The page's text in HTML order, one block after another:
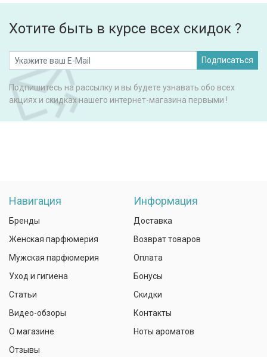
Хотите быть в курсе всех скидок ?
Подписаться
Подпишитесь на рассылку и вы будете узнавать обо всех
акциях и скидках нашего интернет-магазина первыми !
Навигация
Бренды
Женская парфюмерия
Мужская парфюмерия
Уход и гигиена
Статьи
Видео-обзоры
О магазине
Отзывы
Информация
Доставка
Возврат товаров
Оплата
Бонусы
Скидки
Контакты
Ноты ароматов